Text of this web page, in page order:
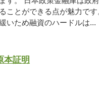
ことができる点が魅力で
いため融資のハードルは...
本証明